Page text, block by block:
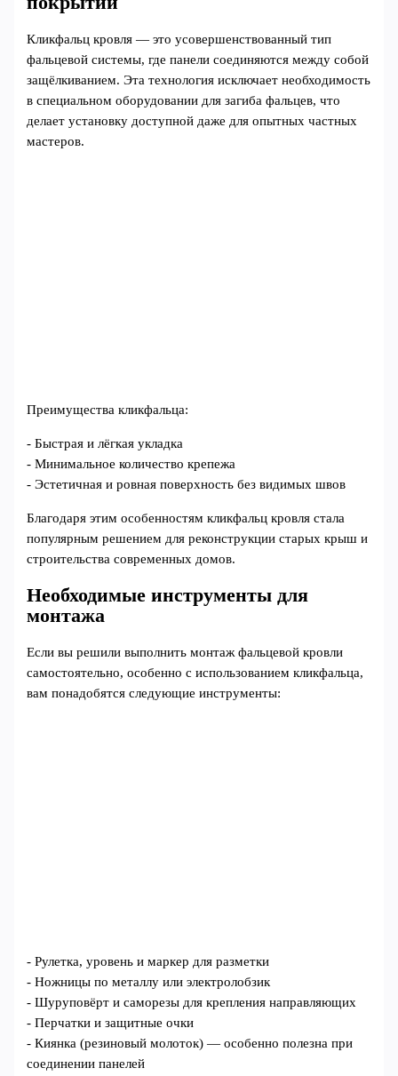
Кликфальц кровля — это усовершенствованный тип
фальцевой системы, где панели соединяются между собой
защёлкиванием. Эта технология исключает необходимость
в специальном оборудовании для загиба фальцев, что
делает установку доступной даже для опытных частных
мастеров.
Преимущества кликфальца:
- Быстрая и лёгкая укладка
- Минимальное количество крепежа
- Эстетичная и ровная поверхность без видимых швов
Благодаря этим особенностям кликфальц кровля стала
популярным решением для реконструкции старых крыш и
строительства современных домов.
Необходимые инструменты для
монтажа
Если вы решили выполнить монтаж фальцевой кровли
самостоятельно, особенно с использованием кликфальца,
вам понадобятся следующие инструменты:
- Рулетка, уровень и маркер для разметки
- Ножницы по металлу или электролобзик
- Шуруповёрт и саморезы для крепления направляющих
- Перчатки и защитные очки
- Киянка (резиновый молоток) — особенно полезна при
соединении панелей